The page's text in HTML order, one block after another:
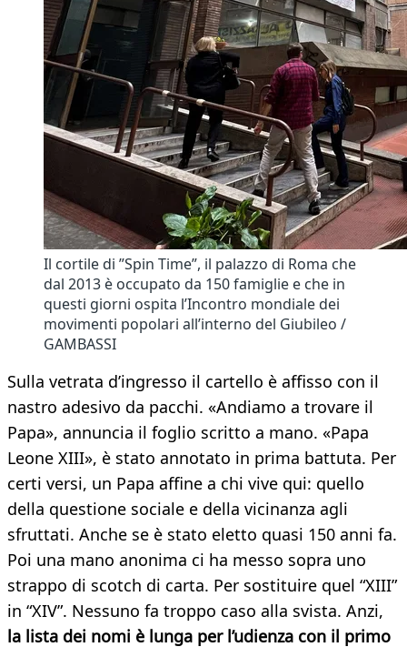
Il cortile di ”Spin Time”, il palazzo di Roma che
dal 2013 è occupato da 150 famiglie e che in
questi giorni ospita l’Incontro mondiale dei
movimenti popolari all’interno del Giubileo /
GAMBASSI
Sulla vetrata d’ingresso il cartello è affisso con il
nastro adesivo da pacchi. «Andiamo a trovare il
Papa», annuncia il foglio scritto a mano. «Papa
Leone XIII», è stato annotato in prima battuta. Per
certi versi, un Papa affine a chi vive qui: quello
della questione sociale e della vicinanza agli
sfruttati. Anche se è stato eletto quasi 150 anni fa.
Poi una mano anonima ci ha messo sopra uno
strappo di scotch di carta. Per sostituire quel “XIII”
in “XIV”. Nessuno fa troppo caso alla svista. Anzi,
la lista dei nomi è lunga per l’udienza con il primo